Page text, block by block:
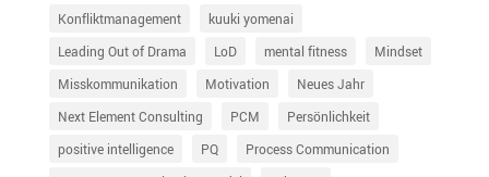
Konfliktmanagement
kuuki yomenai
Leading Out of Drama
LoD mental fitness
Mindset
Misskommunikation
Motivation
Neues Jahr
Next Element Consulting
PCM
Persönlichkeit
positive intelligence
PQ
Process Communication